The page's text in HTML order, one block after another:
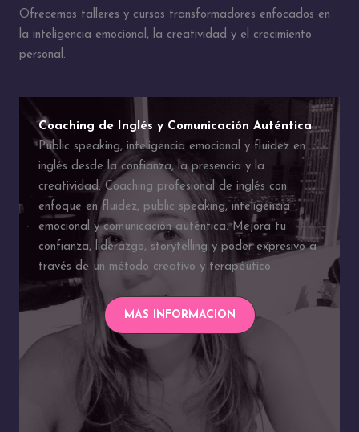
Ofrecemos talleres y cursos transformadores enfocados en
la inteligencia emocional, la creatividad y el crecimiento
personal.
Coaching de Inglés y Comunicación Auténtica
Public speaking, inteligencia emocional y fluidez en
inglés desde la confianza, la presencia y la
creatividad. Coaching profesional de inglés con
enfoque en fluidez, public speaking, inteligencia
emocional y comunicación auténtica. Mejora tu
confianza, liderazgo, storytelling y poder expresivo a
través de un método creativo y terapéutico.
MAS INFORMACION